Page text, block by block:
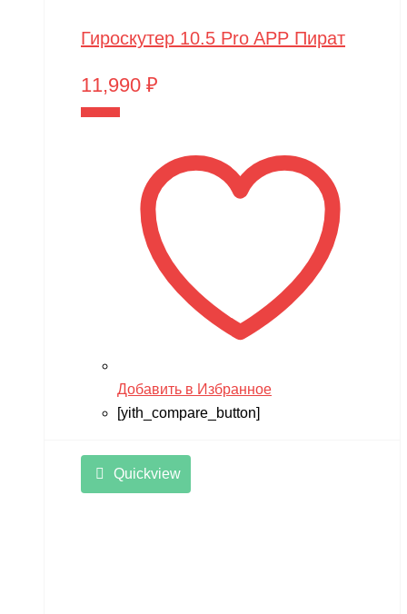
Гироскутер 10.5 Pro APP Пират
11,990 ₽
Добавить в Избранное
[yith_compare_button]
Quickview